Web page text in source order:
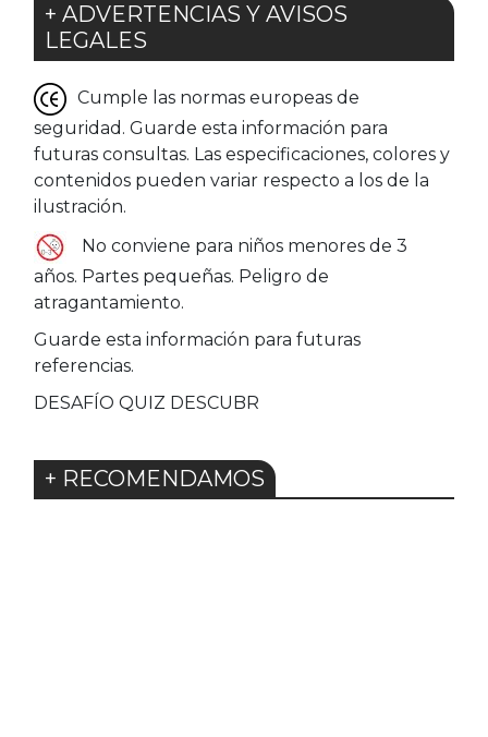
+ ADVERTENCIAS Y AVISOS
LEGALES
Cumple las normas europeas de
seguridad. Guarde esta información para
futuras consultas. Las especificaciones, colores y
contenidos pueden variar respecto a los de la
ilustración.
No conviene para niños menores de 3
años. Partes pequeñas. Peligro de
atragantamiento.
Guarde esta información para futuras
referencias.
DESAFÍO QUIZ DESCUBR
+ RECOMENDAMOS